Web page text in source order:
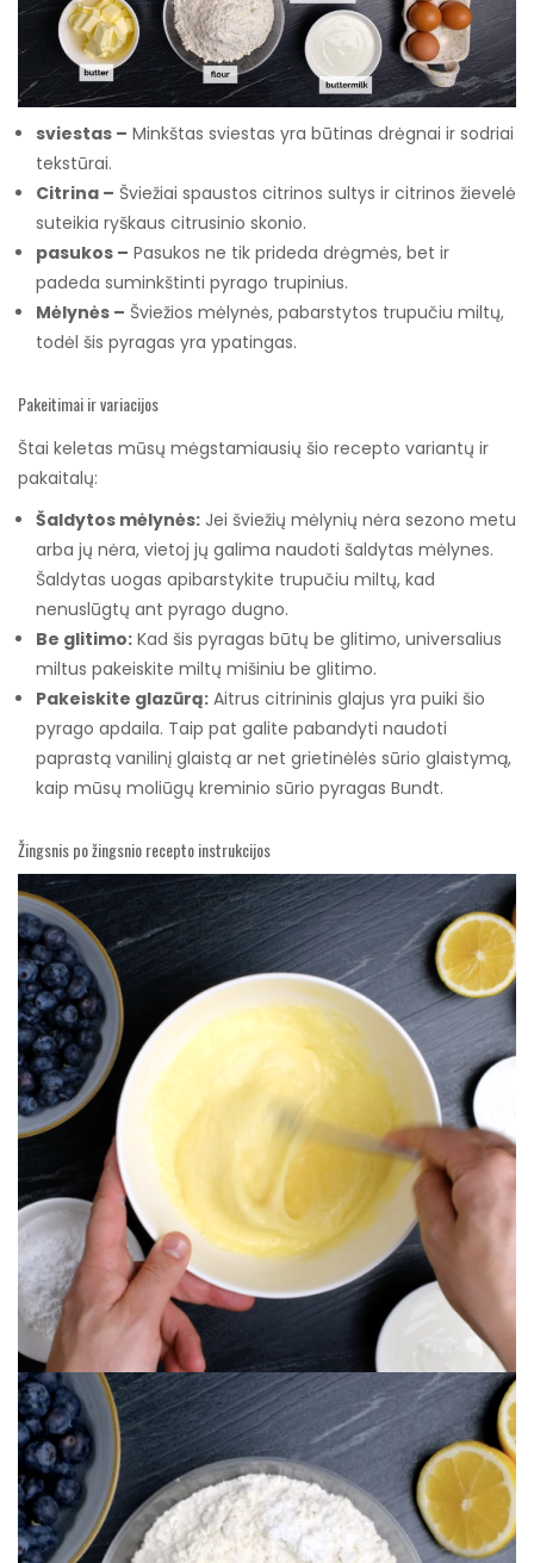
sviestas – Minkštas sviestas yra būtinas drėgnai ir sodriai
tekstūrai.
Citrina – Šviežiai spaustos citrinos sultys ir citrinos žievelė
suteikia ryškaus citrusinio skonio.
pasukos – Pasukos ne tik prideda drėgmės, bet ir
padeda suminkštinti pyrago trupinius.
Mėlynės – Šviežios mėlynės, pabarstytos trupučiu miltų,
todėl šis pyragas yra ypatingas.
Pakeitimai ir variacijos
Štai keletas mūsų mėgstamiausių šio recepto variantų ir
pakaitalų:
Šaldytos mėlynės: Jei šviežių mėlynių nėra sezono metu
arba jų nėra, vietoj jų galima naudoti šaldytas mėlynes.
Šaldytas uogas apibarstykite trupučiu miltų, kad
nenuslūgtų ant pyrago dugno.
Be glitimo: Kad šis pyragas būtų be glitimo, universalius
miltus pakeiskite miltų mišiniu be glitimo.
Pakeiskite glazūrą: Aitrus citrininis glajus yra puiki šio
pyrago apdaila. Taip pat galite pabandyti naudoti
paprastą vanilinį glaistą ar net grietinėlės sūrio glaistymą,
kaip mūsų moliūgų kreminio sūrio pyragas Bundt.
Žingsnis po žingsnio recepto instrukcijos